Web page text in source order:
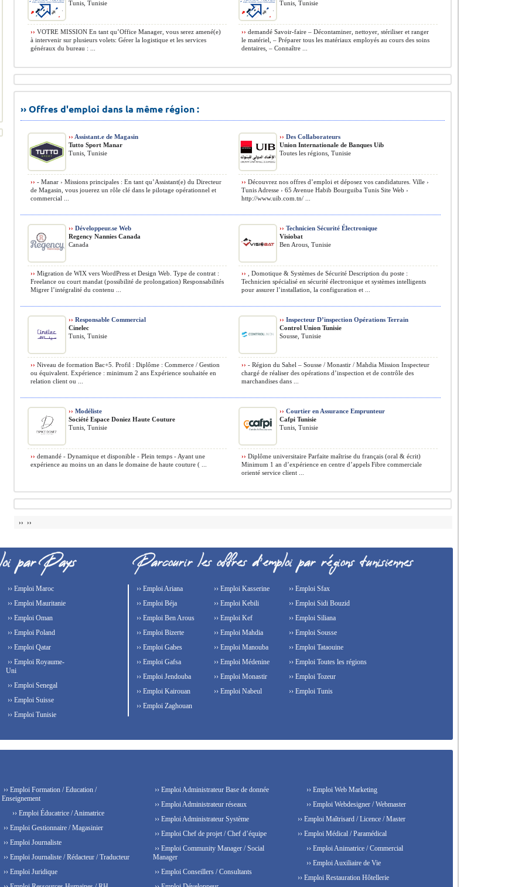
Tunis, Tunisie
›› VOTRE MISSION En tant qu’Office Manager, vous serez amené(e)
à intervenir sur plusieurs volets: Gérer la logistique et les services
généraux du bureau : ...
Tunis, Tunisie
›› demandé Savoir-faire – Décontaminer, nettoyer, stériliser et ranger
le matériel, – Préparer tous les matériaux employés au cours des soins
dentaires, – Connaître ...
›› Offres d'emploi dans la même région :
›› Assistant.e de Magasin
Tutto Sport Manar
Tunis, Tunisie
›› - Manar › Missions principales : En tant qu’Assistant(e) du Directeur
de Magasin, vous jouerez un rôle clé dans le pilotage opérationnel et
commercial ...
›› Des Collaborateurs
Union Internationale de Banques Uib
Toutes les régions, Tunisie
›› Découvrez nos offres d’emploi et déposez vos candidatures. Ville ›
Tunis Adresse › 65 Avenue Habib Bourguiba Tunis Site Web ›
http://www.uib.com.tn/ ...
›› Développeur.se Web
Regency Nannies Canada
Canada
›› Migration de WIX vers WordPress et Design Web. Type de contrat :
Freelance ou court mandat (possibilité de prolongation) Responsabilités
Migrer l’intégralité du contenu ...
›› Technicien Sécurité Électronique
Visiobat
Ben Arous, Tunisie
›› , Domotique & Systèmes de Sécurité Description du poste :
Technicien spécialisé en sécurité électronique et systèmes intelligents
pour assurer l’installation, la configuration et ...
›› Responsable Commercial
Cinelec
Tunis, Tunisie
›› Niveau de formation Bac+5. Profil : Diplôme : Commerce / Gestion
ou équivalent. Expérience : minimum 2 ans Expérience souhaitée en
relation client ou ...
›› Inspecteur D’inspection Opérations Terrain
Control Union Tunisie
Sousse, Tunisie
›› - Région du Sahel – Sousse / Monastir / Mahdia Mission Inspecteur
chargé de réaliser des opérations d’inspection et de contrôle des
marchandises dans ...
›› Modéliste
Société Espace Doniez Haute Couture
Tunis, Tunisie
›› demandé - Dynamique et disponible - Plein temps - Ayant une
expérience au moins un an dans le domaine de haute couture ( ...
›› Courtier en Assurance Emprunteur
Cafpi Tunisie
Tunis, Tunisie
›› Diplôme universitaire Parfaite maîtrise du français (oral & écrit)
Minimum 1 an d’expérience en centre d’appels Fibre commerciale
orienté service client ...
›› ››
›› Emploi Maroc
›› Emploi Mauritanie
›› Emploi Oman
›› Emploi Poland
›› Emploi Qatar
›› Emploi Royaume-
Uni
›› Emploi Senegal
›› Emploi Suisse
›› Emploi Tunisie
›› Emploi Ariana
›› Emploi Béja
›› Emploi Ben Arous
›› Emploi Bizerte
›› Emploi Gabes
›› Emploi Gafsa
›› Emploi Jendouba
›› Emploi Kairouan
›› Emploi Kasserine
›› Emploi Kebili
›› Emploi Kef
›› Emploi Mahdia
›› Emploi Manouba
›› Emploi Médenine
›› Emploi Monastir
›› Emploi Nabeul
›› Emploi Sfax
›› Emploi Sidi Bouzid
›› Emploi Siliana
›› Emploi Sousse
›› Emploi Tataouine
›› Emploi Toutes les régions
›› Emploi Tozeur
›› Emploi Tunis
›› Emploi Zaghouan
›› Emploi Formation / Education /
Enseignement
›› Emploi Éducatrice / Animatrice
›› Emploi Gestionnaire / Magasinier
›› Emploi Journaliste
›› Emploi Journaliste / Rédacteur / Traducteur
›› Emploi Juridique
›› Emploi Administrateur Base de donnée
›› Emploi Administrateur réseaux
›› Emploi Administrateur Système
›› Emploi Chef de projet / Chef d’équipe
›› Emploi Community Manager / Social
Manager
›› Emploi Conseillers / Consultants
›› Emploi Web Marketing
›› Emploi Webdesigner / Webmaster
›› Emploi Maîtrisard / Licence / Master
›› Emploi Médical / Paramédical
›› Emploi Animatrice / Commercial
›› Emploi Auxiliaire de Vie
›› Emploi Restauration Hôtellerie